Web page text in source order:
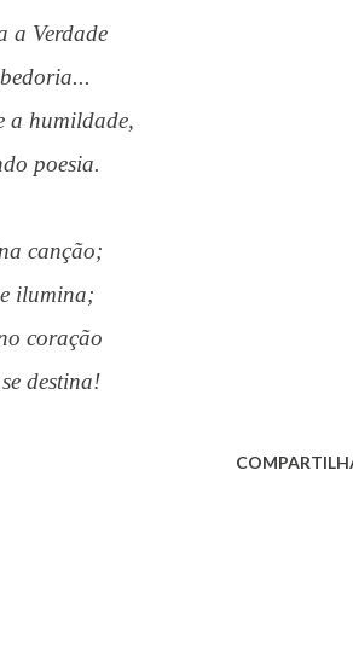
a Verdade
a humildade,
poesia.
canção;
ilumina;
coração
destina!